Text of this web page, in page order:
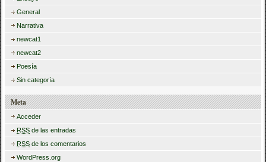
General
Narrativa
newcat1
newcat2
Poesía
Sin categoría
Meta
Acceder
RSS de las entradas
RSS de los comentarios
WordPress.org